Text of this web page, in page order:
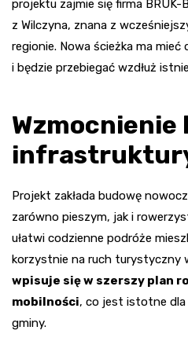
projektu zajmie się firma BRUK-
z Wilczyna, znana z
regionie. Nowa ścieżka ma mieć
i będzie przebiegać wzdłuż
Wzmocnienie
Projekt zakłada budowę
zarówno pieszym, jak i
ułatwi codzienne podróże
korzystnie na ruch turystyczny
wpisuje się w szerszy plan
mobilności, co jest istotne
gminy.